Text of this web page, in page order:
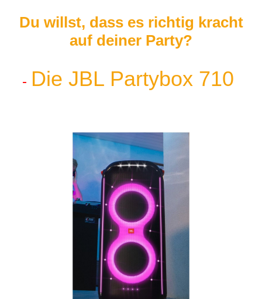
Du willst, dass es richtig kracht
auf deiner Party?
- Die JBL Partybox 710